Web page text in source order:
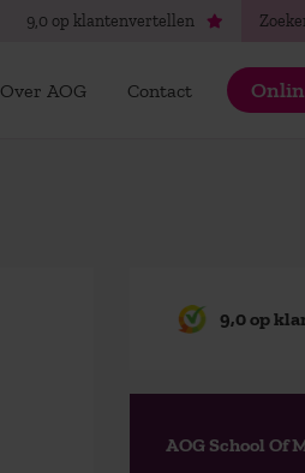
9,0 op klantenvertellen
Over AOG Contact
9,0 op
AOG School Of